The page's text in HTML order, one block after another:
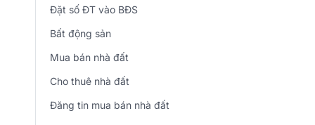
Đặt số ĐT vào BĐS
Bất động sản
Mua bán nhà đất
Cho thuê nhà đất
Đăng tin mua bán nhà đất